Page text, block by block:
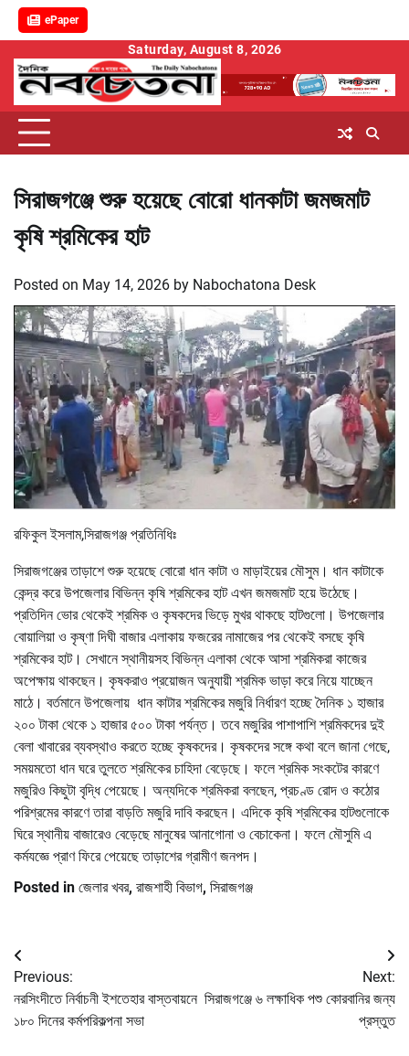
ePaper
content
Saturday, August 8, 2026
সিরাজগঞ্জে শুরু হয়েছে বোরো ধানকাটা জমজমাট
কৃষি শ্রমিকের হাট
Posted on May 14, 2026 by Nabochatona Desk
রফিকুল ইসলাম,সিরাজগঞ্জ প্রতিনিধিঃ
সিরাজগঞ্জের তাড়াশে শুরু হয়েছে বোরো ধান কাটা ও মাড়াইয়ের মৌসুম। ধান কাটাকে
কেন্দ্র করে উপজেলার বিভিন্ন কৃষি শ্রমিকের হাট এখন জমজমাট হয়ে উঠেছে।
প্রতিদিন ভোর থেকেই শ্রমিক ও কৃষকদের ভিড়ে মুখর থাকছে হাটগুলো। উপজেলার
বোয়ালিয়া ও কৃষ্ণা দিঘী বাজার এলাকায় ফজরের নামাজের পর থেকেই বসছে কৃষি
শ্রমিকের হাট। সেখানে স্থানীয়সহ বিভিন্ন এলাকা থেকে আসা শ্রমিকরা কাজের
অপেক্ষায় থাকছেন। কৃষকরাও প্রয়োজন অনুযায়ী শ্রমিক ভাড়া করে নিয়ে যাচ্ছেন
মাঠে। বর্তমানে উপজেলায় ধান কাটার শ্রমিকের মজুরি নির্ধারণ হচ্ছে দৈনিক ১ হাজার
২০০ টাকা থেকে ১ হাজার ৫০০ টাকা পর্যন্ত। তবে মজুরির পাশাপাশি শ্রমিকদের দুই
বেলা খাবারের ব্যবস্থাও করতে হচ্ছে কৃষকদের। কৃষকদের সঙ্গে কথা বলে জানা গেছে,
সময়মতো ধান ঘরে তুলতে শ্রমিকের চাহিদা বেড়েছে। ফলে শ্রমিক সংকটের কারণে
মজুরিও কিছুটা বৃদ্ধি পেয়েছে। অন্যদিকে শ্রমিকরা বলছেন, প্রচণ্ড রোদ ও কঠোর
পরিশ্রমের কারণে তারা বাড়তি মজুরি দাবি করছেন। এদিকে কৃষি শ্রমিকের হাটগুলোকে
ঘিরে স্থানীয় বাজারেও বেড়েছে মানুষের আনাগোনা ও বেচাকেনা। ফলে মৌসুমি এ
কর্মযজ্ঞে প্রাণ ফিরে পেয়েছে তাড়াশের গ্রামীণ জনপদ।
Posted in জেলার খবর, রাজশাহী বিভাগ, সিরাজগঞ্জ
Post
navigation
Previous:
নরসিংদীতে নির্বাচনী ইশতেহার বাস্তবায়নে
১৮০ দিনের কর্মপরিকল্পনা সভা
Next:
সিরাজগঞ্জে ৬ লক্ষাধিক পশু কোরবানির জন্য
প্রস্তুত